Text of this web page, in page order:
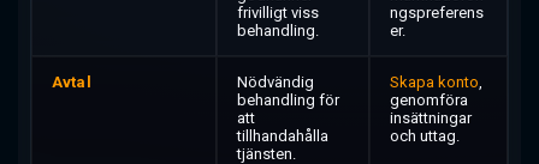
frivilligt viss
behandling.
ngspreferens
er.
Avtal
Nödvändig
behandling för
att
tillhandahålla
tjänsten.
Skapa konto
genomföra
insättningar
och uttag.